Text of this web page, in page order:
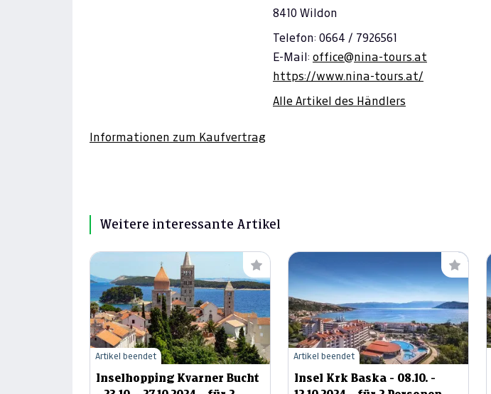
8410 Wildon
Telefon: 0664 / 7926561
E-Mail: office@nina-tours.at
https://www.nina-tours.at/
Alle Artikel des Händlers
Informationen zum Kaufvertrag
Weitere interessante Artikel
Inselhopping Kvarner Bucht
Artikel beendet
Insel Krk Baska - 08.10. -
Artikel beendet